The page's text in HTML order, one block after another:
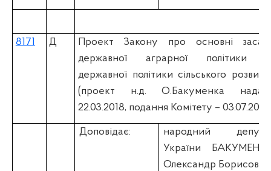
8171 Д
Проект Закону про основні
державної аграрної політики
державної політики сільського
(проект н.д. О.Бакуменка
22.03.2018, подання Комітету –
Доповідає:
народний
України
Олександр Борисович